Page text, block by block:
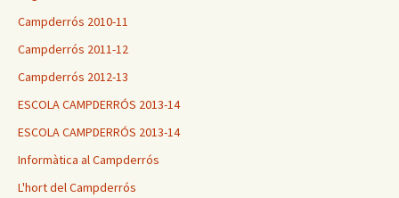
Campderrós 2010-11
Campderrós 2011-12
Campderrós 2012-13
ESCOLA CAMPDERRÓS 2013-14
ESCOLA CAMPDERRÓS 2013-14
Informàtica al Campderrós
L'hort del Campderrós